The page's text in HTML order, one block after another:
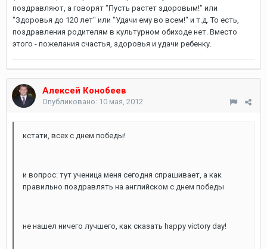
поздравляют, а говорят "Пусть растет здоровым!" или
"Здоровья до 120 лет" или "Удачи ему во всем!" и т.д. То есть,
поздравления родителям в культурном обиходе нет. Вместо
этого - пожелания счастья, здоровья и удачи ребенку.
Алексей Конобеев
Опубликовано: 10 мая, 2012
кстати, всех с днем победы!
и вопрос: тут ученица меня сегодня спрашивает, а как
правильно поздравлять на английском с днем победы
не нашел ничего лучшего, как сказать happy victory day!